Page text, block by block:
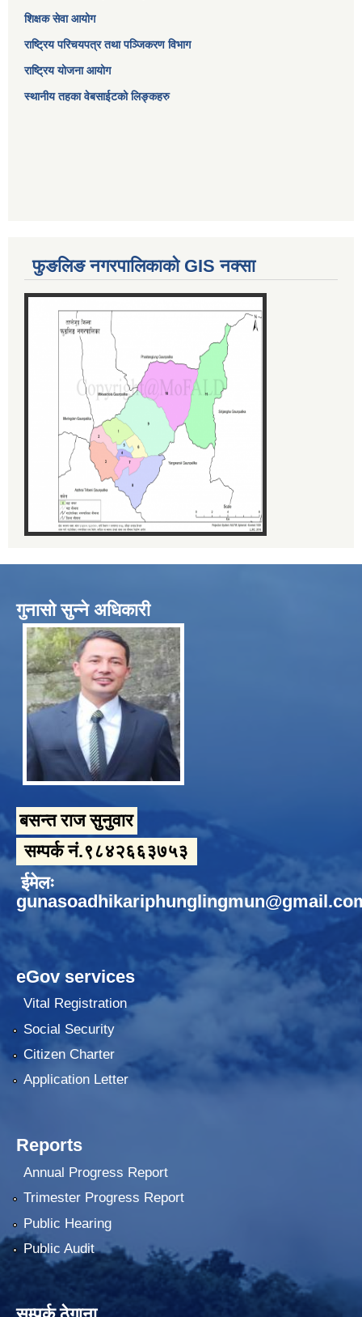
शिक्षक सेवा आयोग
राष्ट्रिय परिचयपत्र तथा पञ्जिकरण विभाग
राष्ट्रिय योजना आयोग
स्थानीय तहका वेबसाईटको लिङ्कहरु
फुङलिङ नगरपालिकाको GIS नक्सा
गुनासो सुन्ने अधिकारी
बसन्त राज सुनुवार
सम्पर्क नं.९८४२६६३७५३
ईमेलः
eGov services
Vital Registration
Social Security
Citizen Charter
Application Letter
Reports
Annual Progress Report
Trimester Progress Report
Public Hearing
Public Audit